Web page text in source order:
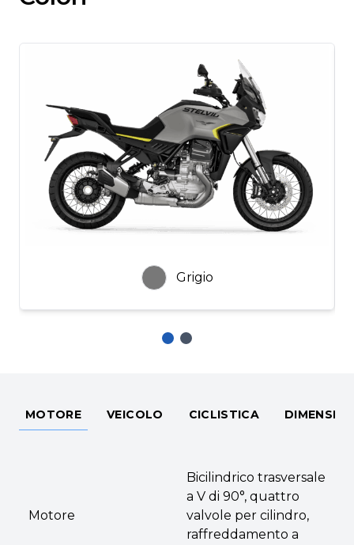
Grigio
MOTORE VEICOLO CICLISTICA
Motore
Bicilindrico trasversale
a V di 90°, quattro
valvole per cilindro,
raffreddamento a